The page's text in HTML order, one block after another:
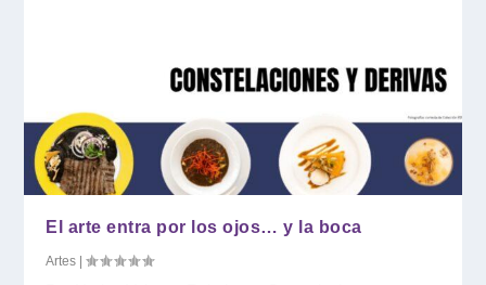
El arte entra por los ojos… y la boca
Artes |